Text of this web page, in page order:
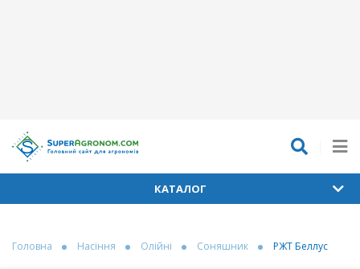
КАТАЛОГ
Головна Насіння Олійні Соняшник РЖТ Беллус